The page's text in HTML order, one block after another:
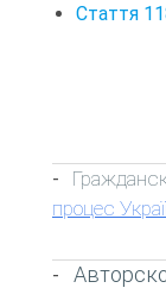
Стаття
-
процес
-